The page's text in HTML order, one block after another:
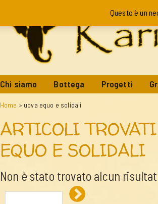
Chi siamo Bottega Progetti
Home » uova equo e solidali
ARTICOLI
EQUO E SOLIDALI
Non è stato trovato alcun
Questo è un